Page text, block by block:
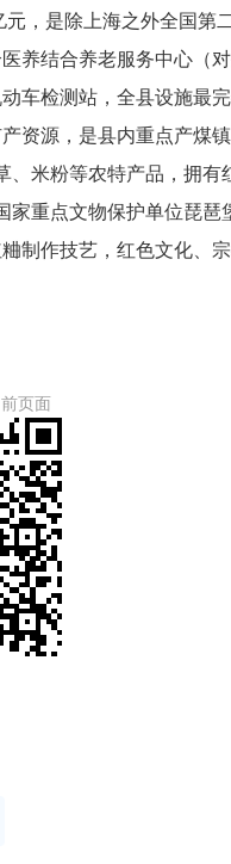
，是除上海之外全国第
养结合养老服务中心（
车检测站，全县设施最
资源，是县内重点产煤
、米粉等农特产品，拥
家重点文物保护单位琵琶
制作技艺，红色文化、
页面